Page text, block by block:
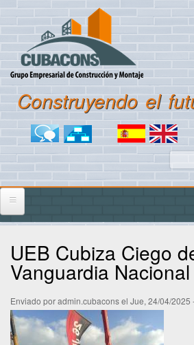
Pasar
al
contenido
principal
Construyendo el
Menu icon links
INICIO
CUBACONS
Misión y visión
Esctructura y organigrama
UEB Cubiza Ciego
Vanguardia Nacional
Enviado poradmin.cubaconsel Jue, 24/04/2025